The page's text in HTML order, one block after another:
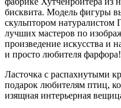
бисквита. Модель фигуры
скульптором
лучших мастеров по
произведение искусства и
и просто любителя фарфора!
Ласточка с распахнутыми
подарок любителям птиц,
изящная интерьерная